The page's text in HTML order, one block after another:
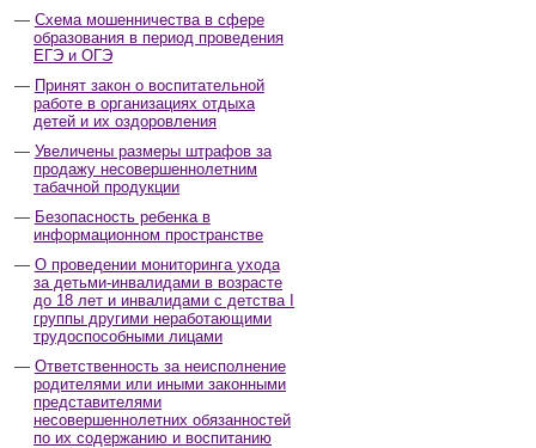
Схема мошенничества в сфере
образования в период проведения
ЕГЭ и ОГЭ
Принят закон о воспитательной
работе в организациях отдыха
детей и их оздоровления
Увеличены размеры штрафов за
продажу несовершеннолетним
табачной продукции
Безопасность ребенка в
информационном пространстве
О проведении мониторинга ухода
за детьми-инвалидами в возрасте
до 18 лет и инвалидами с детства I
группы другими неработающими
трудоспособными лицами
Ответственность за неисполнение
родителями или иными законными
представителями
несовершеннолетних обязанностей
по их содержанию и воспитанию